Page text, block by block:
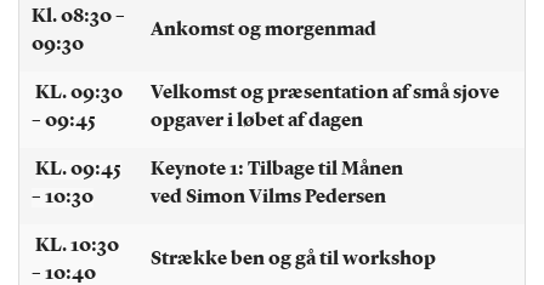
Kl. 08:30 –
09:30
Ankomst og morgenmad
KL. 09:30
– 09:45
Velkomst og præsentation af små sjove
opgaver i løbet af dagen
KL. 09:45
– 10:30
Keynote 1: Tilbage til Månen
ved Simon Vilms Pedersen
KL. 10:30
– 10:40
Strække ben og gå til workshop